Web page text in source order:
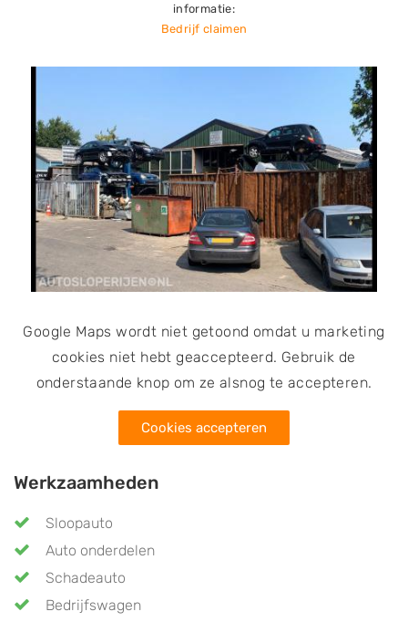
informatie:
Bedrijf claimen
Google Maps wordt niet getoond omdat u marketing
cookies niet hebt geaccepteerd. Gebruik de
onderstaande knop om ze alsnog te accepteren.
Cookies accepteren
Werkzaamheden
Sloopauto
Auto onderdelen
Schadeauto
Bedrijfswagen